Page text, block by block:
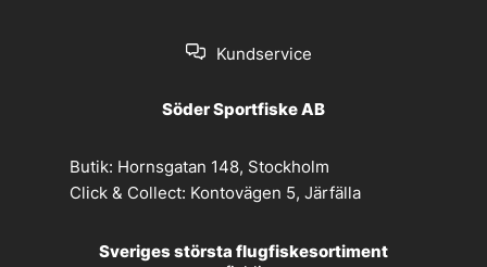
Kundservice
Söder Sportfiske AB
Butik: Hornsgatan 148, Stockholm
Click & Collect: Kontovägen 5, Järfälla
Sveriges största flugfiskesortiment